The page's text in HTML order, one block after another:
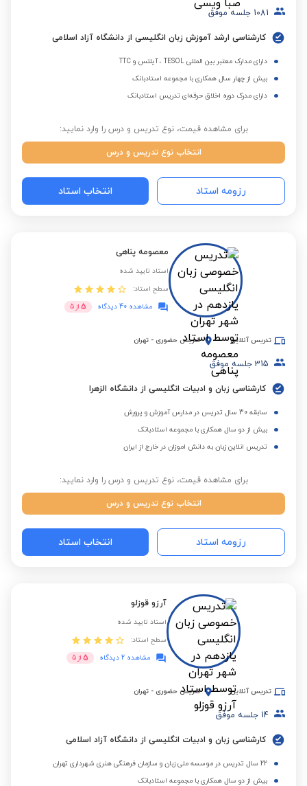
1081 جلسه موفق
کارشناسی ارشد آموزش زبان انگلیسی از دانشگاه آزاد اسلامی
دارای مدارک معتبر بین المللی TESOL ، آیلتس و TTC
بیش از چهار سال همکاری با مجموعه استادبانک
دارای مدرک دوره اخلاق حرفه‌ای تدریس استادبانک
برای مشاهده قیمت، نوع تدریس و درس را وارد نمایید:
انتخاب نوع تدریس و درس
رزومه استاد انتخاب استاد
معصومه پناهی
استاد تایید شده
سطح استاد:
مشاهده 40 دیدگاه
5 از 5
تدریس آنلاین تدریس حضوری - تهران
315 جلسه موفق
کارشناسی زبان و ادبیات انگلیسی از دانشگاه الزهرا
سابقه 30 سال تدریس در مدارس آموزش و پرورش
بیش از دو سال همکاری با مجموعه استادبانک
تدریس انلاین زبان به دانش اموزان در خارج از ایران
برای مشاهده قیمت، نوع تدریس و درس را وارد نمایید:
انتخاب نوع تدریس و درس
رزومه استاد انتخاب استاد
آرزو قوزلو
استاد تایید شده
سطح استاد:
مشاهده 2 دیدگاه
5 از 5
تدریس آنلاین تدریس حضوری - تهران
14 جلسه موفق
کارشناسی زبان و ادبیات انگلیسی از دانشگاه آزاد اسلامی
22 سال تدریس در موسسه ملی زبان و سازمان فرهنگی هنری شهرداری تهران
بیش از دو سال همکاری با مجموعه استادبانک